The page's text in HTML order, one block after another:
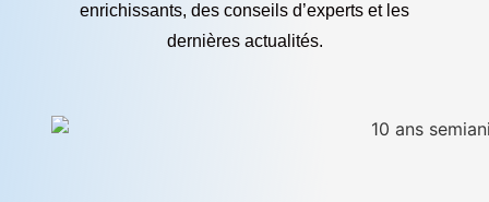
enrichissants, des conseils d’experts et les
dernières actualités.